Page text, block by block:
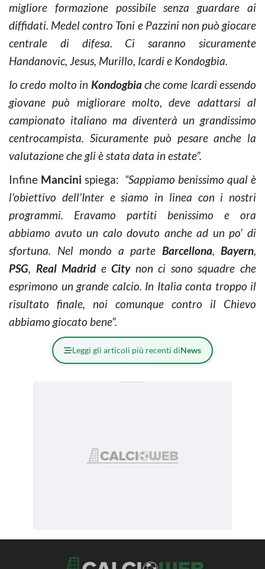
migliore formazione possibile senza guardare ai
diffidati. Medel contro Toni e Pazzini non può giocare
centrale di difesa. Ci saranno sicuramente
Handanovic, Jesus, Murillo, Icardi e Kondogbia.
Io credo molto in Kondogbiache come Icardi essendo
giovane può migliorare molto, deve adattarsi al
campionato italiano ma diventerà un grandissimo
centrocampista. Sicuramente può pesare anche la
valutazione che gli è stata data in estate”.
Infine Mancini spiega: “Sappiamo benissimo qual è
l’obiettivo dell’Inter e siamo in linea con i nostri
programmi. Eravamo partiti benissimo e ora
abbiamo avuto un calo dovuto anche ad un po’ di
sfortuna. Nel mondo a parte Barcellona, Bayern,
PSG, Real Madrid eCity non ci sono squadre che
esprimono un grande calcio. In Italia conta troppo il
risultato finale, noi comunque contro il Chievo
abbiamo giocato bene”.
Leggi gli articoli più recenti diNews